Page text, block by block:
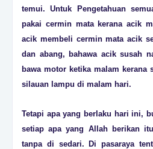
temui. Untuk Pengetahuan
pakai cermin mata kerana acik
acik membeli cermin mata acik
dan abang, bahawa acik susah
bawa motor ketika malam kerana
silauan lampu di malam hari.
Tetapi apa yang berlaku hari ini,
setiap apa yang Allah berikan
tanpa di sedari. Di pasaraya